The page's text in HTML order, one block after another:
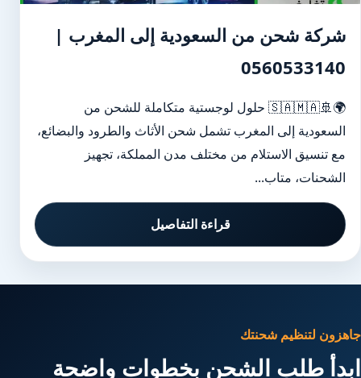
شركة شحن من السعودية إلى المغرب |
0560533140
🌍🚢🇸🇦🇲🇦 حلول لوجستية متكاملة للشحن من
السعودية إلى المغرب تشمل شحن الأثاث والطرود والبضائع،
مع تنسيق الاستلام من مختلف مدن المملكة، تجهيز
الشحنات، متاب...
قراءة التفاصيل
جاهزون لتنظيم شحنتك
ابدأ طلب الشحن بخطوات واضحة